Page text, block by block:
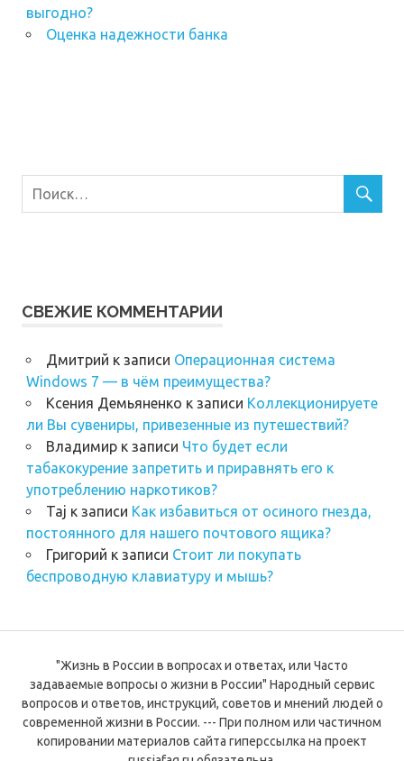
выгодно?
Оценка надежности банка
СВЕЖИЕ КОММЕНТАРИИ
Дмитрий к записи Операционная система
Windows 7 — в чём преимущества?
Ксения Демьяненко к записи Коллекционируете
ли Вы сувениры, привезенные из путешествий?
Владимирк записи Что будет если
табакокурение запретить и приравнять его к
употреблению наркотиков?
Taj к записи Как избавиться от осиного гнезда,
постоянного для нашего почтового ящика?
Григорий к записи Стоит ли покупать
беспроводную клавиатуру и мышь?
"Жизнь в России в вопросах и ответах, или Часто
задаваемые вопросы о жизни в России" Народный сервис
вопросов и ответов, инструкций, советов и мнений людей о
современной жизни в России. --- При полном или частичном
копировании материалов сайта гиперссылка на проект